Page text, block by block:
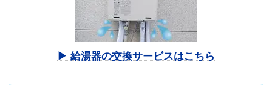
▶ 給湯器の交換サービスはこちら